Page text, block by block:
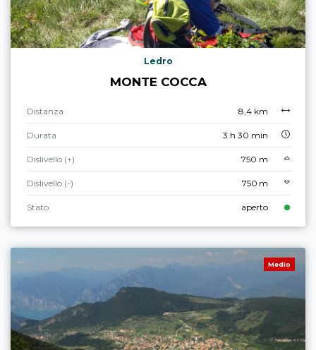
Ledro
MONTE COCCA
Distanza 8,4 km
Durata 3 h 30 min
Dislivello (+) 750 m
Dislivello (-) 750 m
Stato aperto
Medio